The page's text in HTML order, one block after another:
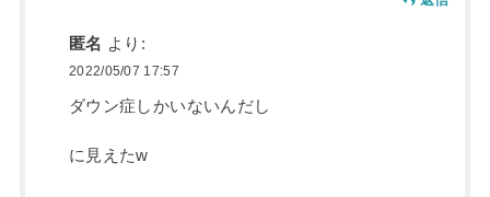
匿名 より:
2022/05/07 17:57
ダウン症しかいないんだし
に見えたw